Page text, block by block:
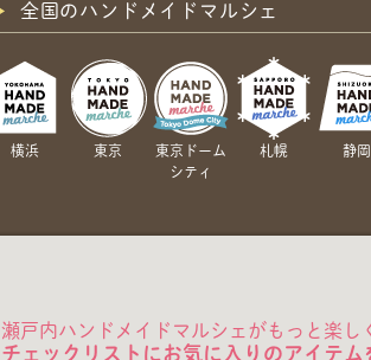
瀬戸内ハンドメイドマルシェがもっと楽し
チェックリストにお気に入りのアイテム
全国のハンドメイドマルシェ
横浜 東京
東京ドーム
シティ
札幌 静岡